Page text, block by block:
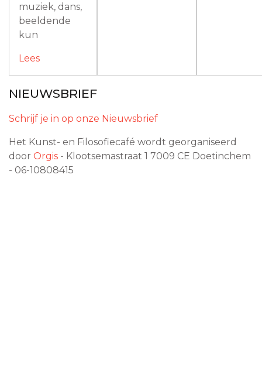
muziek, dans,
beeldende
kun
Lees
NIEUWSBRIEF
Schrijf je in op onze Nieuwsbrief
Het Kunst- en Filosofiecafé wordt georganiseerd
door Orgis - Klootsemastraat 1 7009 CE Doetinchem
- 06-10808415